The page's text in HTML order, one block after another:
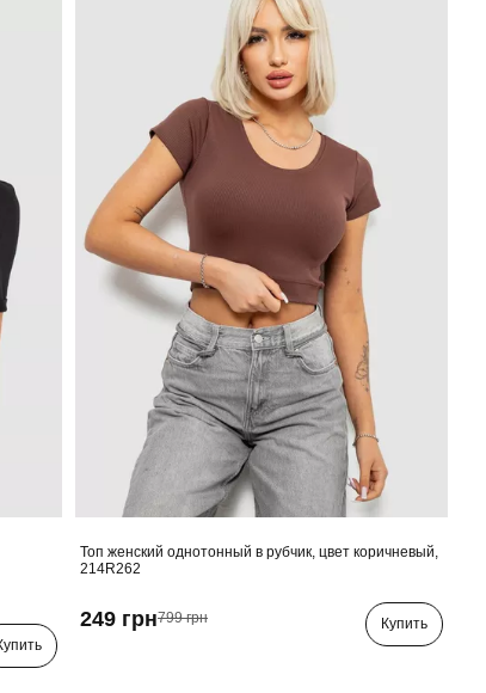
Топ женский однотонный в рубчик, цвет коричневый,
214R262
249 грн799 грн Купить